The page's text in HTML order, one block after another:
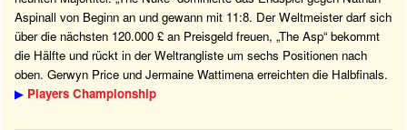
Aspinall von Beginn an und gewann mit 11:8. Der Weltmeister darf sich
über die nächsten 120.000 £ an Preisgeld freuen, „The Asp“ bekommt
die Hälfte und rückt in der Weltrangliste um sechs Positionen nach
oben. Gerwyn Price und Jermaine Wattimena erreichten die Halbfinals.
▶ Players Championship